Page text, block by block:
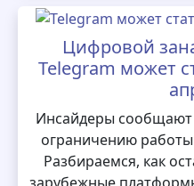
Цифровой
Telegram может
Инсайдеры сообщают
ограничению
Разбираемся, как
зарубежные